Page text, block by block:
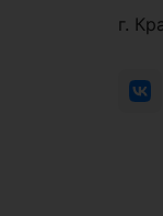
г.